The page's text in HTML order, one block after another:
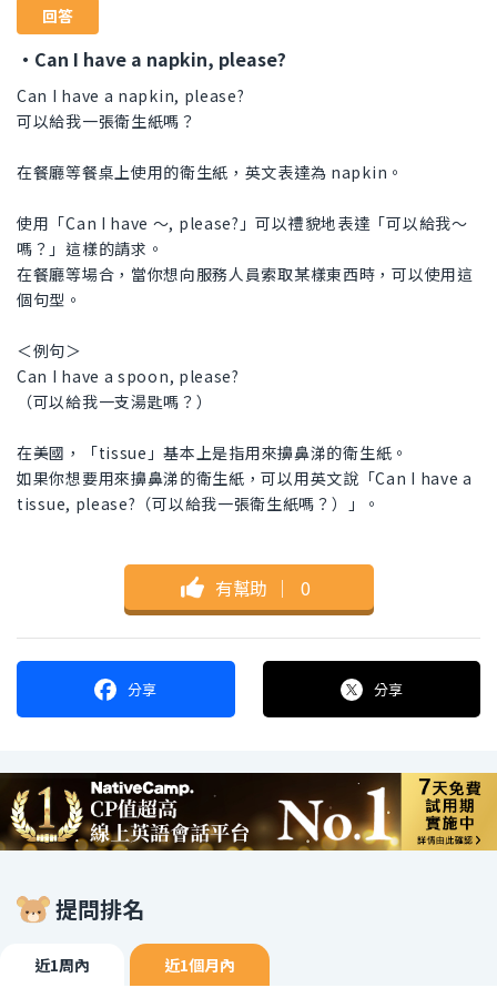
回答
・Can I have a napkin, please?
Can I have a napkin, please?
可以給我一張衛生紙嗎？
在餐廳等餐桌上使用的衛生紙，英文表達為 napkin。
使用「Can I have 〜, please?」可以禮貌地表達「可以給我～
嗎？」這樣的請求。
在餐廳等場合，當你想向服務人員索取某樣東西時，可以使用這
個句型。
＜例句＞
Can I have a spoon, please?
（可以給我一支湯匙嗎？）
在美國，「tissue」基本上是指用來擤鼻涕的衛生紙。
如果你想要用來擤鼻涕的衛生紙，可以用英文說「Can I have a
tissue, please?（可以給我一張衛生紙嗎？）」。
有幫助 ｜ 0
分享 分享
提問排名
近1周內 近1個月內